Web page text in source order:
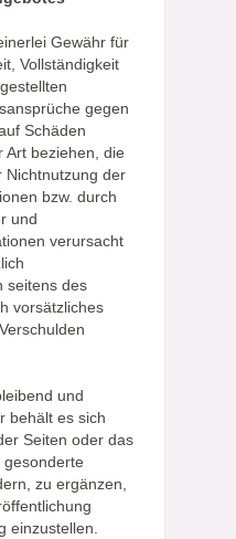
Gewähr für
Vollständigkeit
gegen
Schäden
Art beziehen, die
Nichtnutzung der
bzw. durch
und
verursacht
seitens des
vorsätzliches
und
behält es sich
Seiten oder das
gesonderte
zu ergänzen,
einzustellen.